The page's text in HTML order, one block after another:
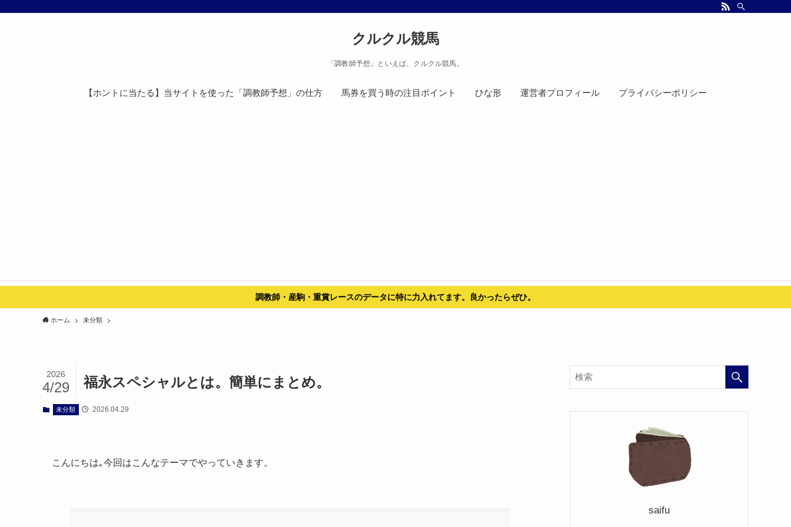
クルクル競馬
「調教師予想」といえば、クルクル競馬。
【ホントに当たる】当サイトを使った「調教師予想」の仕方 馬券を買う時の注目ポイント ひな形 運営者プロフィール プライバシーポリシー
調教師・産駒・重賞レースのデータに特に力入れてます。良かったらぜひ。
ホーム 未分類
福永スペシャルとは。簡単にまとめ。
2026
4/29
未分類 2026.04.29
こんにちは｡今回はこんなテーマでやっていきます。
saifu